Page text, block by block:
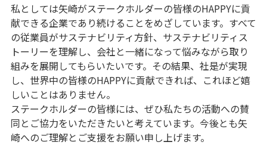
私としては矢崎がステークホルダーの皆様のHAPPYに貢
献できる企業であり続けることをめざしています。すべて
の従業員がサステナビリティ方針、サステナビリティス
トーリーを理解し、会社と一緒になって悩みながら取り
組みを展開してもらいたいです。その結果、社是が実現
し、世界中の皆様のHAPPYに貢献できれば、これほど嬉
しいことはありません。
ステークホルダーの皆様には、ぜひ私たちの活動への賛
同とご協力をいただきたいと考えています。今後とも矢
崎へのご理解とご支援をお願い申し上げます。